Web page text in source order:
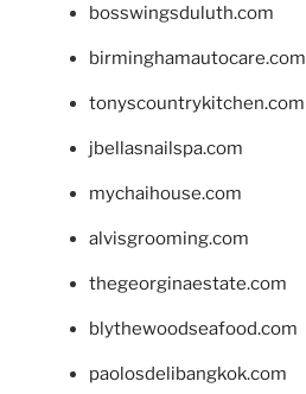
bosswingsduluth.com
birminghamautocare.com
tonyscountrykitchen.com
jbellasnailspa.com
mychaihouse.com
alvisgrooming.com
thegeorginaestate.com
blythewoodseafood.com
paolosdelibangkok.com